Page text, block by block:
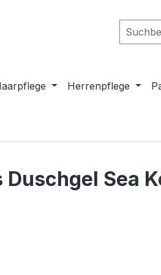
Herrenpflege
Sea